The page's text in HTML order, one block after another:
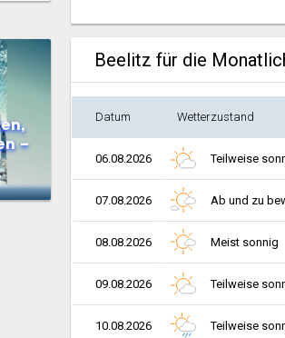
–
Beelitz für die
Datum Wetterzustand
06.08.2026 Teilweise
07.08.2026 Ab und zu
08.08.2026 Meist sonnig
09.08.2026 Teilweise
10.08.2026 Teilweise